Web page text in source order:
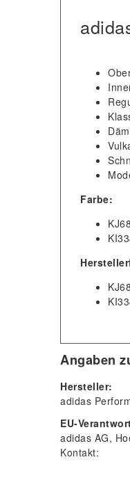
Farbe:
Angaben
Hersteller:
adidas
EU-
adidas AG
Kontakt: